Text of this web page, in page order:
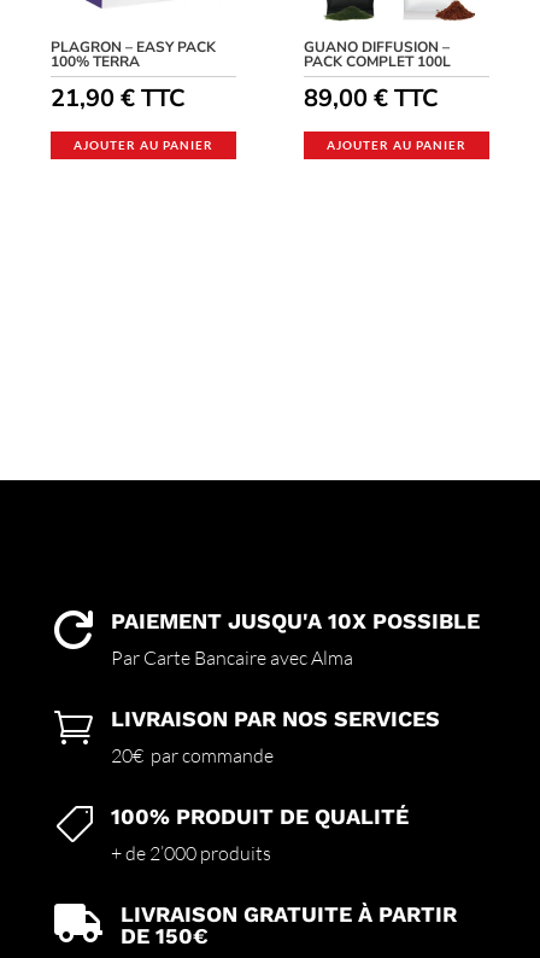
PLAGRON – EASY PACK
100% TERRA
21,90€ TTC
AJOUTER AU PANIER
GUANO DIFFUSION –
PACK COMPLET 100L
89,00€TTC
AJOUTER AU PANIER
 PAIEMENT JUSQU'A 10X POSSIBLE
Par Carte Bancaire avec Alma
 LIVRAISON PAR NOS SERVICES
20€ par commande
 100% PRODUIT DE QUALITÉ
+ de 2’000 produits

LIVRAISON GRATUITE À PARTIR
DE 150€